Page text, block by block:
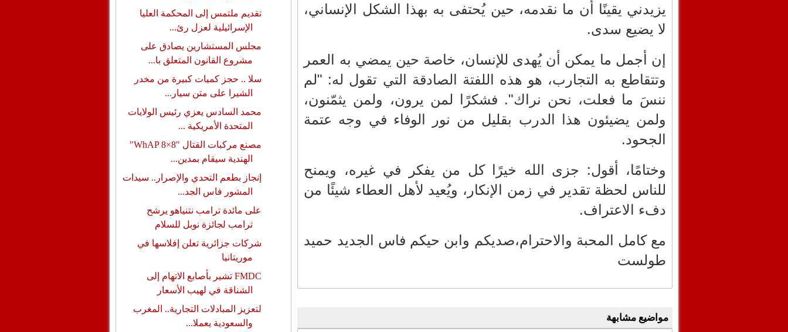
يزيدني يقينًا أن ما نقدمه، حين يُحتفى به بهذا الشكل الإنساني،
لا يضيع سدى.
إن أجمل ما يمكن أن يُهدى للإنسان، خاصة حين يمضي به العمر
وتتقاطع به التجارب، هو هذه اللفتة الصادقة التي تقول له: "لم
ننسَ ما فعلت، نحن نراك". فشكرًا لمن يرون، ولمن يثمّنون،
ولمن يضيئون هذا الدرب بقليل من نور الوفاء في وجه عتمة
الجحود.
وختامًا، أقول: جزى الله خيرًا كل من يفكر في غيره، ويمنح
للناس لحظة تقدير في زمن الإنكار، ويُعيد لأهل العطاء شيئًا من
دفء الاعتراف.
مع كامل المحبة والاحترام،صديكم وابن حيكم فاس الجديد حميد
طولست
مواضيع مشابهة
تقديم ملتمس إلى المحكمة العليا
الإسرائيلية لعزل رئ...
مجلس المستشارين يصادق على
مشروع القانون المتعلق با...
سلا .. حجز كميات كبيرة من مخدر
الشيرا على متن سيار...
محمد السادس يعزي رئيس الولايات
المتحدة الأمريكية ...
مصنع مركبات القتال "WhAP 8×8"
الهندية سيقام بمدين...
إنجاز بطعم التحدي والإصرار.. سيدات
المشور فاس الجد...
على مائدة ترامب نتنياهو يرشح
ترامب لجائزة نوبل للسلام
شركات جزائرية تعلن إفلاسها في
موريتانيا
FMDC تشير بأصابع الاتهام إلى
الشناقة في لهيب الأسعار
لتعزيز المبادلات التجارية.. المغرب
والسعودية يعملا...